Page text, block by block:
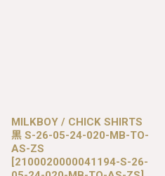
MILKBOY / CHICK SHIRTS
黒 S-26-05-24-020-MB-TO-
AS-ZS
[2100020000041194-S-26-